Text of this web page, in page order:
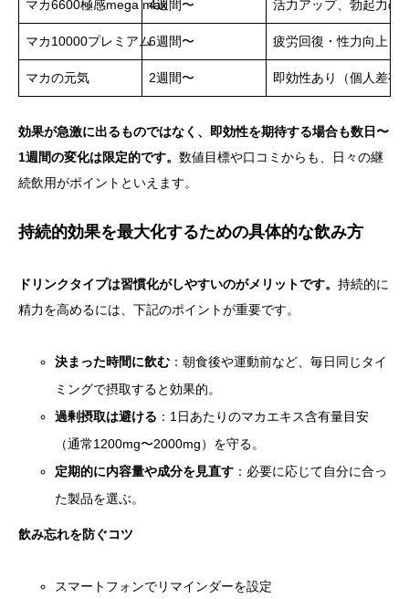
マカ6600極感mega max4週間〜 活力アップ、勃起力の
マカ10000プレミアム6週間〜 疲労回復・性力向上
マカの元気 2週間〜 即効性あり（個人差有
効果が急激に出るものではなく、即効性を期待する場合も数日〜
1週間の変化は限定的です。 数値目標や口コミからも、日々の継
続飲用がポイントといえます。
持続的効果を最大化するための具体的な飲み方
ドリンクタイプは習慣化がしやすいのがメリットです。 持続的に
精力を高めるには、下記のポイントが重要です。
決まった時間に飲む ：朝食後や運動前など、毎日同じタイ
ミングで摂取すると効果的。
過剰摂取は避ける ：1日あたりのマカエキス含有量目安
（通常1200mg〜2000mg）を守る。
定期的に内容量や成分を見直す ：必要に応じて自分に合っ
た製品を選ぶ。
飲み忘れを防ぐコツ
スマートフォンでリマインダーを設定